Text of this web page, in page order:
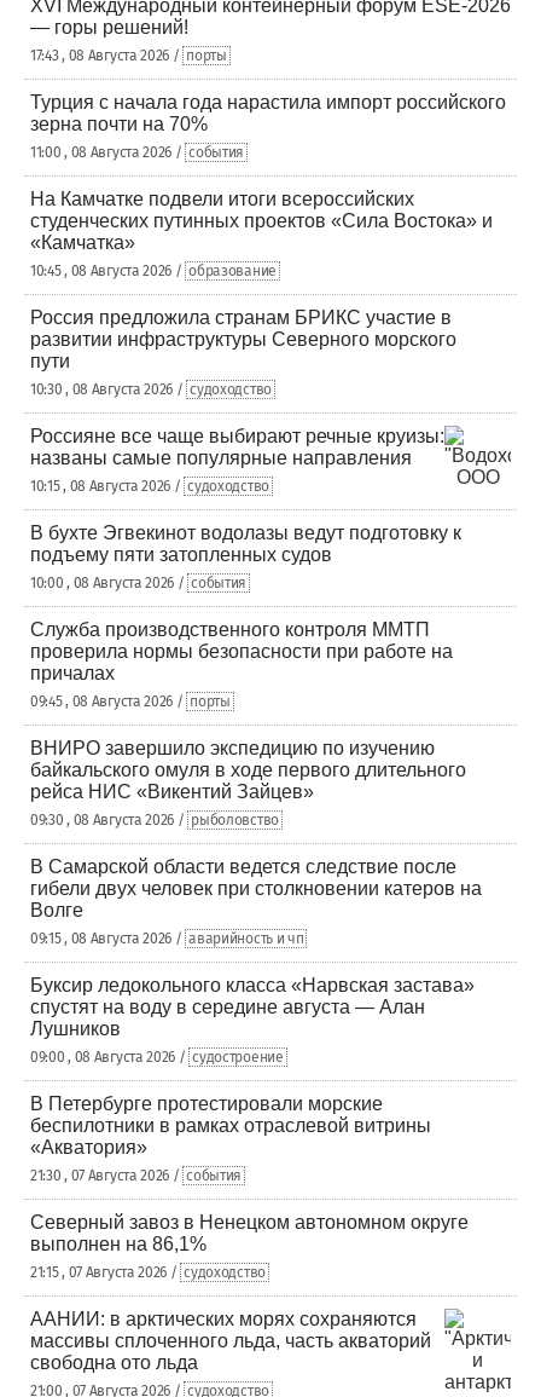
XVI Международный контейнерный форум ESE-2026
— горы решений!
17:43 , 08 Августа 2026 / порты
Турция с начала года нарастила импорт российского
зерна почти на 70%
11:00 , 08 Августа 2026 / события
На Камчатке подвели итоги всероссийских
студенческих путинных проектов «Сила Востока» и
«Камчатка»
10:45 , 08 Августа 2026 / образование
Россия предложила странам БРИКС участие в
развитии инфраструктуры Северного морского
пути
10:30 , 08 Августа 2026 / судоходство
Россияне все чаще выбирают речные круизы:
названы самые популярные направления
10:15 , 08 Августа 2026 / судоходство
В бухте Эгвекинот водолазы ведут подготовку к
подъему пяти затопленных судов
10:00 , 08 Августа 2026 / события
Служба производственного контроля ММТП
проверила нормы безопасности при работе на
причалах
09:45 , 08 Августа 2026 / порты
ВНИРО завершило экспедицию по изучению
байкальского омуля в ходе первого длительного
рейса НИС «Викентий Зайцев»
09:30 , 08 Августа 2026 / рыболовство
В Самарской области ведется следствие после
гибели двух человек при столкновении катеров на
Волге
09:15 , 08 Августа 2026 / аварийность и чп
Буксир ледокольного класса «Нарвская застава»
спустят на воду в середине августа — Алан
Лушников
09:00 , 08 Августа 2026 / судостроение
В Петербурге протестировали морские
беспилотники в рамках отраслевой витрины
«Акватория»
21:30 , 07 Августа 2026 / события
Северный завоз в Ненецком автономном округе
выполнен на 86,1%
21:15 , 07 Августа 2026 / судоходство
ААНИИ: в арктических морях сохраняются
массивы сплоченного льда, часть акваторий
свободна ото льда
21:00 , 07 Августа 2026 / судоходство